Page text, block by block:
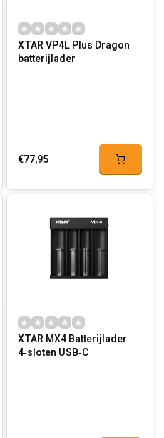
XTAR VP4L Plus Dragon
batterijlader
€77,95
XTAR MX4 Batterijlader
4‑sloten USB‑C